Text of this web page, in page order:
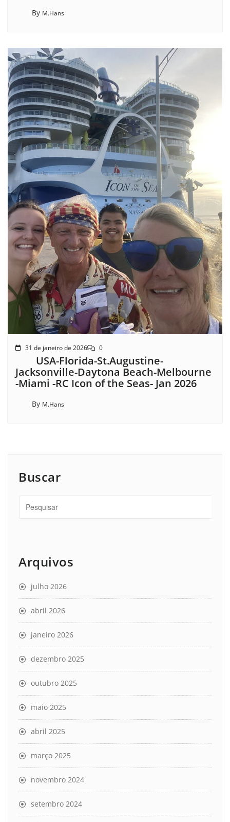
By M.Hans
31 de janeiro de 2026 0
USA-Florida-St.Augustine-
Jacksonville-Daytona Beach-Melbourne
-Miami -RC Icon of the Seas- Jan 2026
By M.Hans
Buscar
Arquivos
julho 2026
abril 2026
janeiro 2026
dezembro 2025
outubro 2025
maio 2025
abril 2025
março 2025
novembro 2024
setembro 2024